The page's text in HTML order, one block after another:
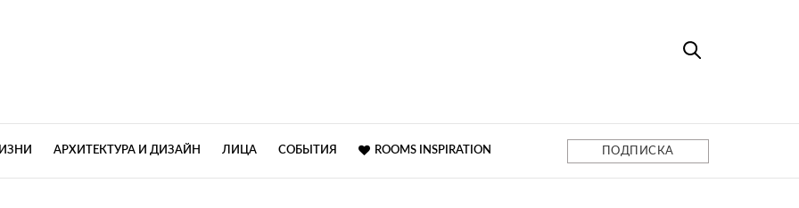
АРХИТЕКТУРА И ДИЗАЙН ЛИЦА СОБЫТИЯ ROOMS INSPIRATION ПОДПИСКА